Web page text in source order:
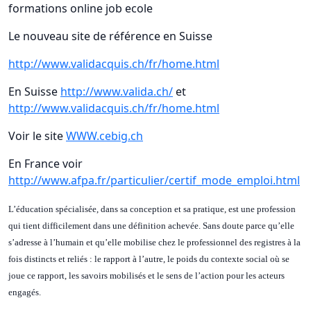
formations online job ecole
Le nouveau site de référence en Suisse
http://www.validacquis.ch/fr/home.html
En Suisse http://www.valida.ch/et
http://www.validacquis.ch/fr/home.html
Voir le siteWWW.cebig.ch
En France voir
http://www.afpa.fr/particulier/certif_mode_emploi.html
L’éducation spécialisée, dans sa conception et sa pratique, est une profession
qui tient difficilement dans une définition achevée. Sans doute parce qu’elle
s’adresse à l’humain et qu’elle mobilise chez le professionnel des registres à la
fois distincts et reliés : le rapport à l’autre, le poids du contexte social où se
joue ce rapport, les savoirs mobilisés et le sens de l’action pour les acteurs
engagés.